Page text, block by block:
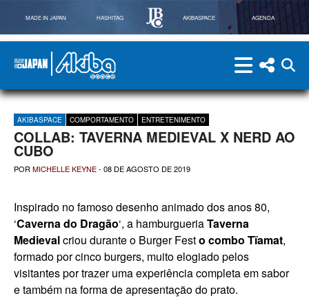
MADE IN JAPAN HASHITAG AKIBASPACE AGENDA
Powered By Made in Japan
menu menu
AKIBASPACE COMPORTAMENTO ENTRETENIMENTO
COLLAB: TAVERNA MEDIEVAL X NERD AO
CUBO
POR MICHELLE KEYNE- 08 DE AGOSTO DE 2019
Inspirado no famoso desenho animado dos anos 80,
‘Caverna do Dragão‘, a hamburgueriaTaverna
Medievalcriou durante o Burger Festo combo Tïamat,
formado por cinco burgers, muito elogiado pelos
visitantes por trazer uma experiência completa em sabor
e também na forma de apresentação do prato.